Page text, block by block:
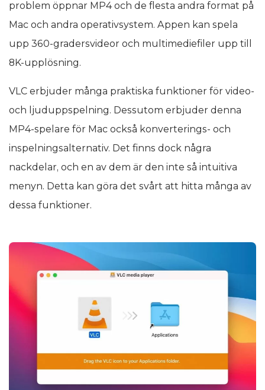
problem öppnar MP4 och de flesta andra format på
Mac och andra operativsystem. Appen kan spela
upp 360-gradersvideor och multimediefiler upp till
8K-upplösning.
VLC erbjuder många praktiska funktioner för video-
och ljuduppspelning. Dessutom erbjuder denna
MP4-spelare för Mac också konverterings- och
inspelningsalternativ. Det finns dock några
nackdelar, och en av dem är den inte så intuitiva
menyn. Detta kan göra det svårt att hitta många av
dessa funktioner.